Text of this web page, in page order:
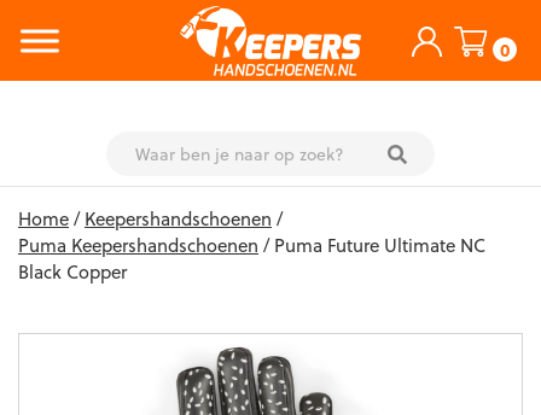
0
content
Home/Keepershandschoenen /
Puma Keepershandschoenen / Puma Future Ultimate NC
Black Copper